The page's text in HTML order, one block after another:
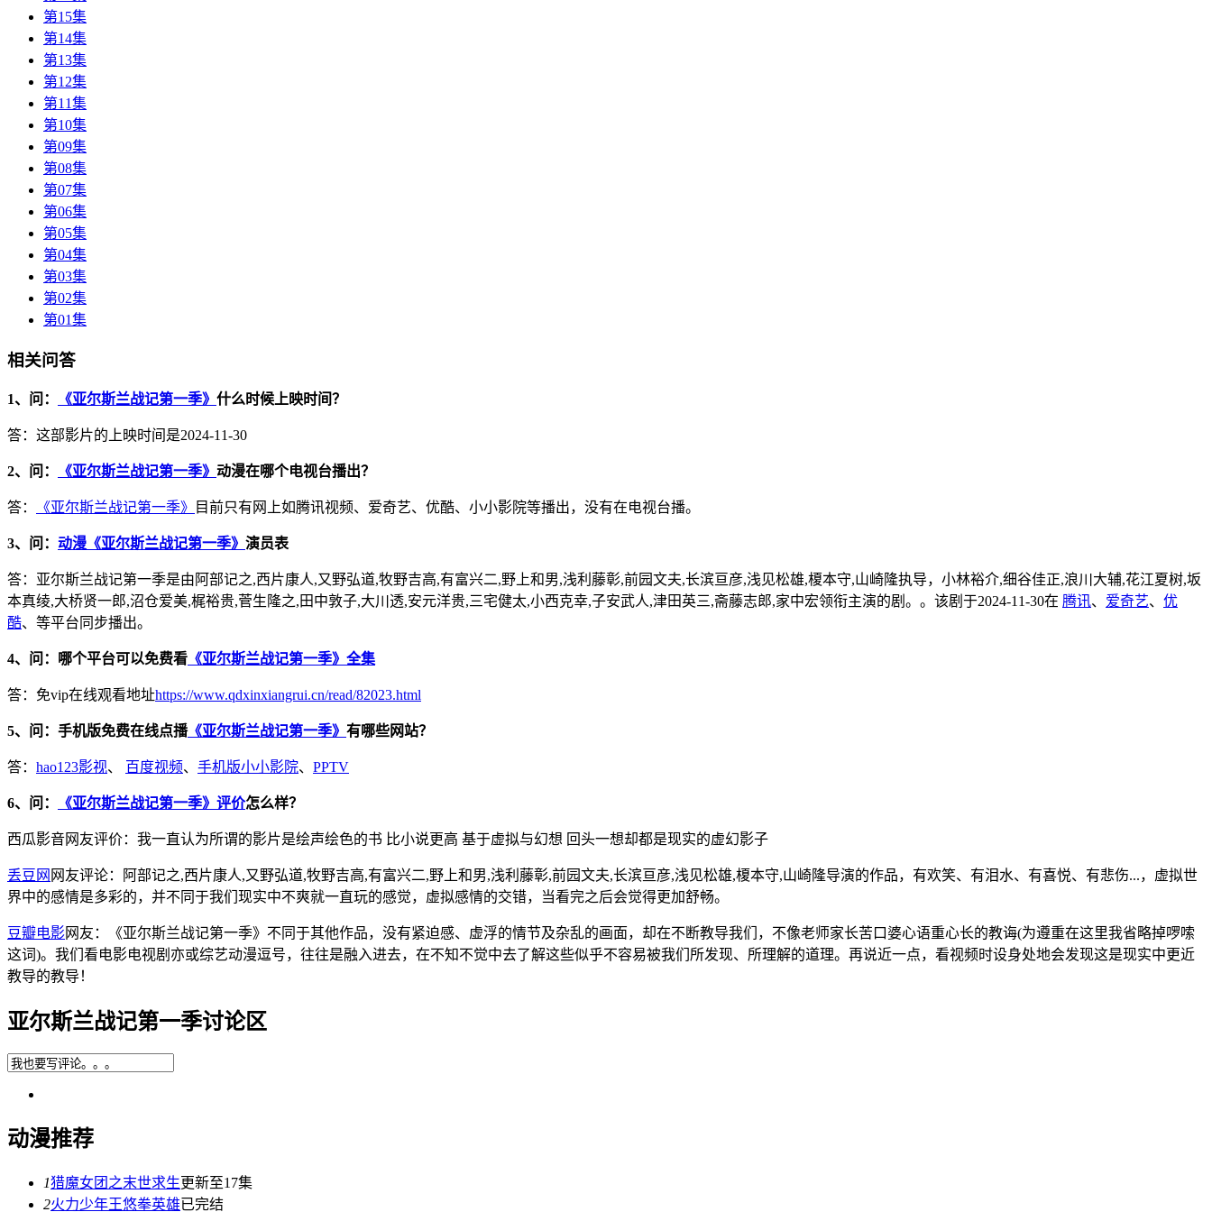
第15集
第14集
第13集
第12集
第11集
第10集
第09集
第08集
第07集
第06集
第05集
第04集
第03集
第02集
第01集
相关问答
1、问： 《亚尔斯兰战记第一季》 什么时候上映时间？
答：这部影片的上映时间是2024-11-30
2、问： 《亚尔斯兰战记第一季》 动漫在哪个电视台播出？
答： 《亚尔斯兰战记第一季》 目前只有网上如腾讯视频、爱奇艺、优酷、小小影院等播出，没有在电视台播。
3、问： 动漫《亚尔斯兰战记第一季》 演员表
答：亚尔斯兰战记第一季是由阿部记之,西片康人,又野弘道,牧野吉高,有富兴二,野上和男,浅利藤彰,前园文夫,长滨亘彦,浅见松雄,榎本守,山崎隆执导，小林裕介,细谷佳正,浪川大辅,花江夏树,坂
本真绫,大桥贤一郎,沼仓爱美,梶裕贵,菅生隆之,田中敦子,大川透,安元洋贵,三宅健太,小西克幸,子安武人,津田英三,斋藤志郎,家中宏领衔主演的剧。。该剧于2024-11-30在 腾讯、 爱奇艺、 优
酷、等平台同步播出。
4、问：哪个平台可以免费看 《亚尔斯兰战记第一季》全集
答：免vip在线观看地址https://www.qdxinxiangrui.cn/read/82023.html
5、问：手机版免费在线点播《亚尔斯兰战记第一季》 有哪些网站？
答： hao123影视、 百度视频、 手机版小小影院、 PPTV
6、问： 《亚尔斯兰战记第一季》评价怎么样？
西瓜影音网友评价：我一直认为所谓的影片是绘声绘色的书 比小说更高 基于虚拟与幻想 回头一想却都是现实的虚幻影子
丢豆网 网友评论：阿部记之,西片康人,又野弘道,牧野吉高,有富兴二,野上和男,浅利藤彰,前园文夫,长滨亘彦,浅见松雄,榎本守,山崎隆导演的作品，有欢笑、有泪水、有喜悦、有悲伤...，虚拟世
界中的感情是多彩的，并不同于我们现实中不爽就一直玩的感觉，虚拟感情的交错，当看完之后会觉得更加舒畅。
豆瓣电影网友：《亚尔斯兰战记第一季》不同于其他作品，没有紧迫感、虚浮的情节及杂乱的画面，却在不断教导我们，不像老师家长苦口婆心语重心长的教诲(为遵重在这里我省略掉啰嗦
这词)。我们看电影电视剧亦或综艺动漫逗号，往往是融入进去，在不知不觉中去了解这些似乎不容易被我们所发现、所理解的道理。再说近一点，看视频时设身处地会发现这是现实中更近
教导的教导！
亚尔斯兰战记第一季讨论区
动漫推荐
1猎魔女团之末世求生更新至17集
2火力少年王悠拳英雄已完结